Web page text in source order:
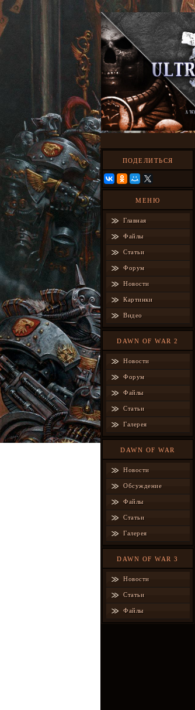
ПОДЕЛИТЬСЯ
МЕНЮ
Главная
Файлы
Статьи
Форум
Новости
Картинки
Видео
DAWN OF WAR 2
Новости
Форум
Файлы
Статьи
Галерея
DAWN OF WAR
Новости
Обсуждение
Файлы
Статьи
Галерея
DAWN OF WAR 3
Новости
Статьи
Файлы